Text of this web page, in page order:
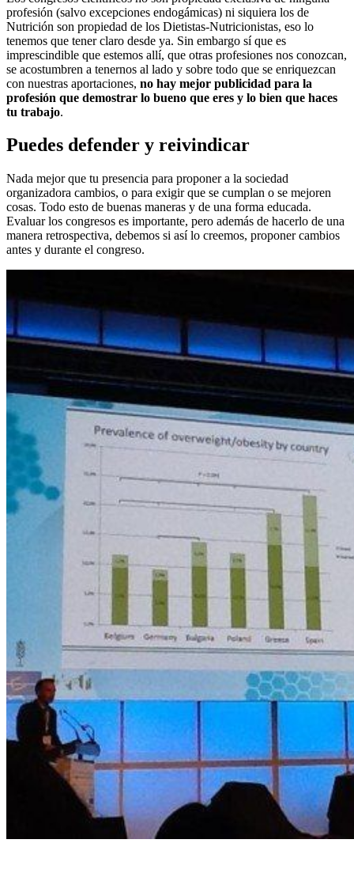
profesión (salvo excepciones endogámicas) ni siquiera los de
Nutrición son propiedad de los Dietistas-Nutricionistas, eso lo
tenemos que tener claro desde ya. Sin embargo sí que es
imprescindible que estemos allí, que otras profesiones nos conozcan,
se acostumbren a tenernos al lado y sobre todo que se enriquezcan
con nuestras aportaciones, no hay mejor publicidad para la
profesión que demostrar lo bueno que eres y lo bien que haces
tu trabajo.
Puedes defender y reivindicar
Nada mejor que tu presencia para proponer a la sociedad
organizadora cambios, o para exigir que se cumplan o se mejoren
cosas. Todo esto de buenas maneras y de una forma educada.
Evaluar los congresos es importante, pero además de hacerlo de una
manera retrospectiva, debemos si así lo creemos, proponer cambios
antes y durante el congreso.